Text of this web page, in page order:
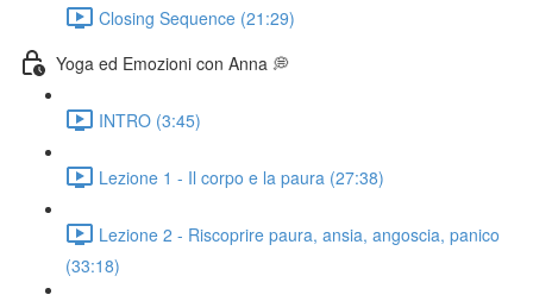
Closing Sequence (21:29)
Yoga ed Emozioni con Anna 💭
INTRO (3:45)
Lezione 1 - Il corpo e la paura (27:38)
Lezione 2 - Riscoprire paura, ansia, angoscia, panico
(33:18)